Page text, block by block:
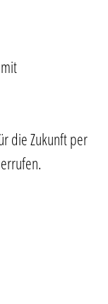
die Zukunft per